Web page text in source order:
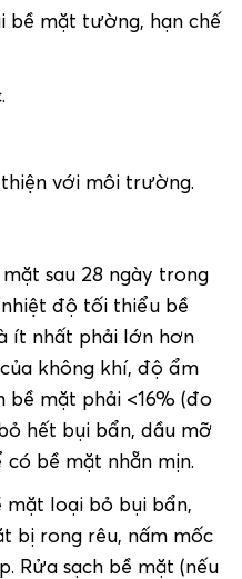
bề mặt tường, hạn chế
với môi trường.
sau 28 ngày trong
độ tối thiểu bề
ít nhất phải lớn hơn
không khí, độ ẩm
mặt phải <16% (đo
hết bụi bẩn, dầu mỡ
có bề mặt nhẵn mịn.
mặt loại bỏ bụi bẩn,
bị rong rêu, nấm mốc
Rửa sạch bề mặt (nếu